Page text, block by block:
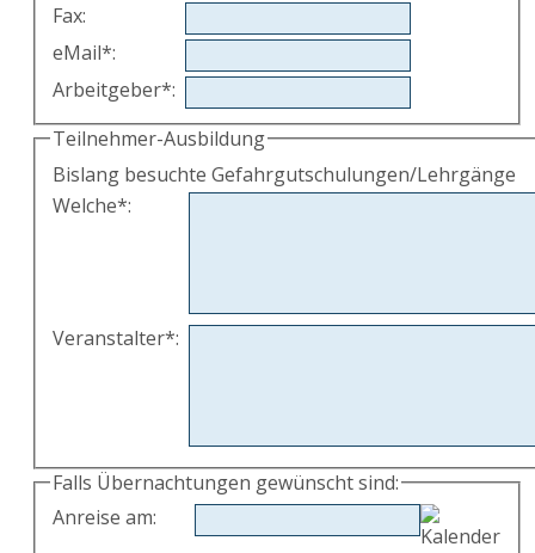
Fax:
eMail*:
Arbeitgeber*:
Teilnehmer-Ausbildung
Bislang besuchte Gefahrgutschulungen/Lehrgänge
Welche*:
Veranstalter*:
Falls Übernachtungen gewünscht sind:
Anreise am: